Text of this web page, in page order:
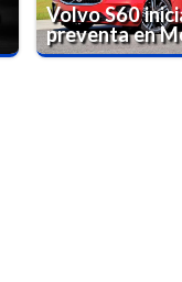
Volvo S60
preventa en